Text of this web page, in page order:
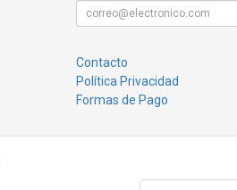
Contacto
Política Privacidad
Formas de Pago